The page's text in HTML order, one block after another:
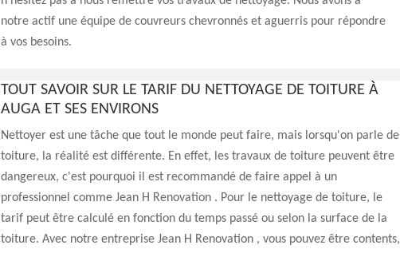
notre actif une équipe de couvreurs chevronnés et aguerris pour répondre
à vos besoins.
TOUT SAVOIR SUR LE TARIF DU NETTOYAGE DE TOITURE À
AUGA ET SES ENVIRONS
Nettoyer est une tâche que tout le monde peut faire, mais lorsqu'on parle de
toiture, la réalité est différente. En effet, les travaux de toiture peuvent être
dangereux, c'est pourquoi il est recommandé de faire appel à un
professionnel comme Jean H Renovation . Pour le nettoyage de toiture, le
tarif peut être calculé en fonction du temps passé ou selon la surface de la
toiture. Avec notre entreprise Jean H Renovation , vous pouvez être contents,